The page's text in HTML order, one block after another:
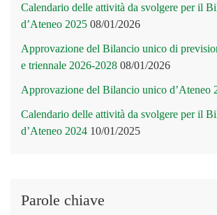
Calendario delle attività da svolgere per il
d’Ateneo 2025 08/01/2026
Approvazione del Bilancio unico di
e triennale 2026-2028 08/01/2026
Approvazione del Bilancio unico d’Ateneo
Calendario delle attività da svolgere per il
d’Ateneo 2024 10/01/2025
Parole chiave